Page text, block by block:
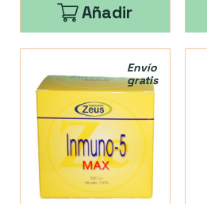
Añadir
Envío
gratis